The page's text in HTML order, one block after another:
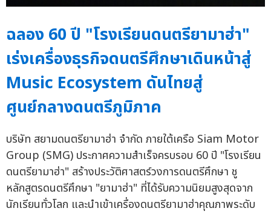
ฉลอง 60 ปี "โรงเรียนดนตรียามาฮ่า"
เร่งเครื่องธุรกิจดนตรีศึกษาเดินหน้าสู่
Music Ecosystem ดันไทยสู่
ศูนย์กลางดนตรีภูมิภาค
บริษัท สยามดนตรียามาฮ่า จำกัด ภายใต้เครือ Siam Motor
Group (SMG) ประกาศความสำเร็จครบรอบ 60 ปี "โรงเรียน
ดนตรียามาฮ่า" สร้างประวัติศาสตร์วงการดนตรีศึกษา ชู
หลักสูตรดนตรีศึกษา "ยามาฮ่า" ที่ได้รับความนิยมสูงสุดจาก
นักเรียนทั่วโลก และนำเข้าเครื่องดนตรียามาฮ่าคุณภาพระดับ